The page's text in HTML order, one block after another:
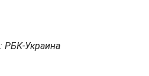
РБК-Украина